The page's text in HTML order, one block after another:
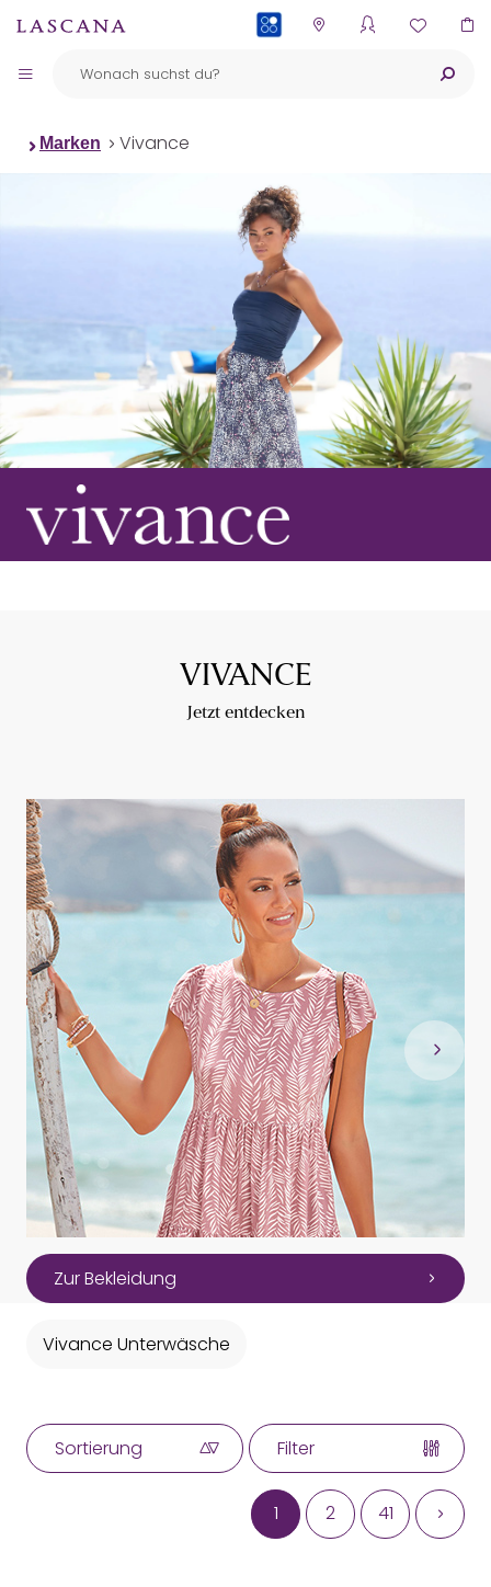
Marken Vivance
VIVANCE
Jetzt entdecken
Zur Bekleidung
Vivance Unterwäsche
Sortierung Filter
1 2 41